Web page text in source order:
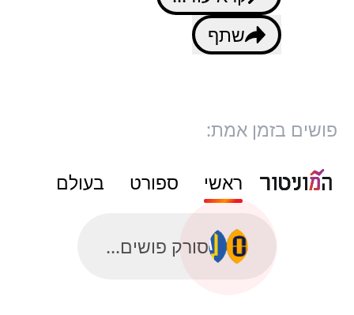
שתף
פושים בזמן אמת:
ראשי ספורט בעולם
סורק פושים...